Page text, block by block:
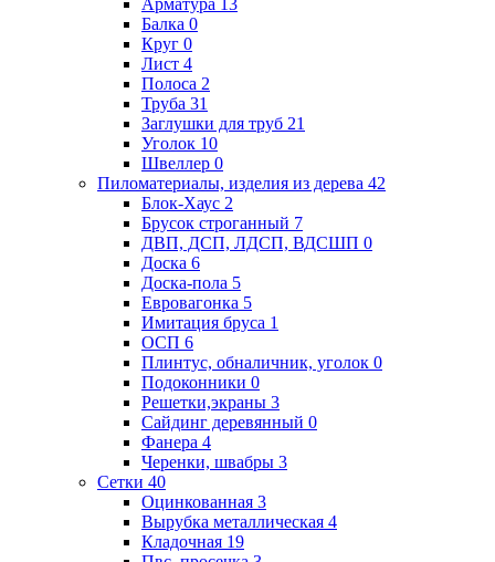
Арматура 13
Балка 0
Круг 0
Лист 4
Полоса 2
Труба 31
Заглушки для труб 21
Уголок 10
Швеллер 0
Пиломатериалы, изделия из дерева 42
Блок-Хаус 2
Брусок строганный 7
ДВП, ДСП, ЛДСП, ВДСШП 0
Доска 6
Доска-пола 5
Евровагонка 5
Имитация бруса 1
ОСП 6
Плинтус, обналичник, уголок 0
Подоконники 0
Решетки,экраны 3
Сайдинг деревянный 0
Фанера 4
Черенки, швабры 3
Сетки 40
Оцинкованная 3
Вырубка металлическая 4
Кладочная 19